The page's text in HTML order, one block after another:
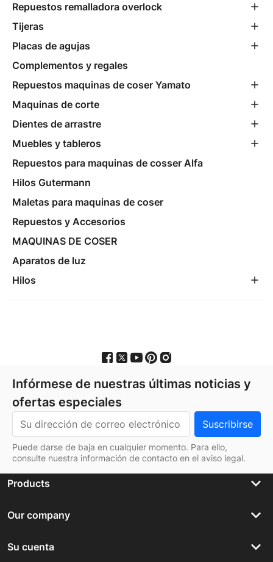
Repuestos remalladora overlock
Tijeras
Placas de agujas
Complementos y regales
Repuestos maquinas de coser Yamato
Maquinas de corte
Dientes de arrastre
Muebles y tableros
Repuestos para maquinas de cosser Alfa
Hilos Gutermann
Maletas para maquinas de coser
Repuestos y Accesorios
MAQUINAS DE COSER
Aparatos de luz
Hilos
Infórmese de nuestras últimas noticias y
ofertas especiales
Puede darse de baja en cualquier momento. Para ello,
consulte nuestra información de contacto en el aviso legal.
Products keyboard_arrow_down
Our company keyboard_arrow_down
Su cuenta keyboard_arrow_down